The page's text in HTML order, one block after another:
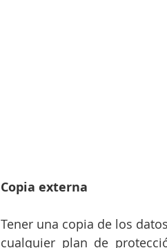
Copia externa
Tener una copia de los
cualquier plan de